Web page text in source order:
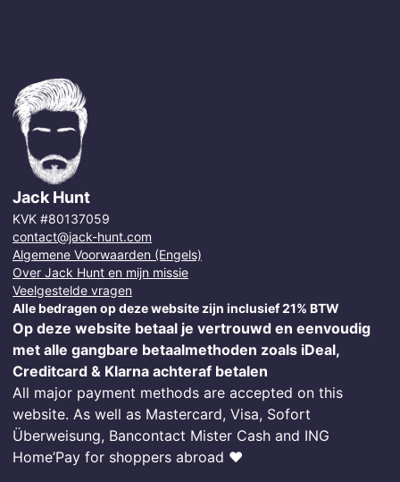
Jack Hunt
KVK #80137059
contact@jack-hunt.com
Algemene Voorwaarden (Engels)
Over Jack Hunt en mijn missie
Veelgestelde vragen
Alle bedragen op deze website zijn inclusief 21% BTW
Op deze website betaal je vertrouwd en eenvoudig
met alle gangbare betaalmethoden zoals iDeal,
Creditcard & Klarna achteraf betalen
All major payment methods are accepted on this
website. As well as Mastercard, Visa, Sofort
Überweisung, Bancontact Mister Cash and ING
Home’Pay for shoppers abroad ❤️